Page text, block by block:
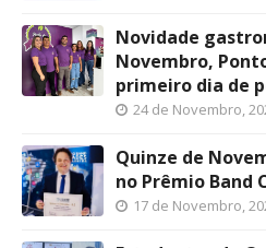
Novidade
Novembro,
primeiro dia de
24 de Novembro,
Quinze de
no Prêmio Band
17 de Novembro,